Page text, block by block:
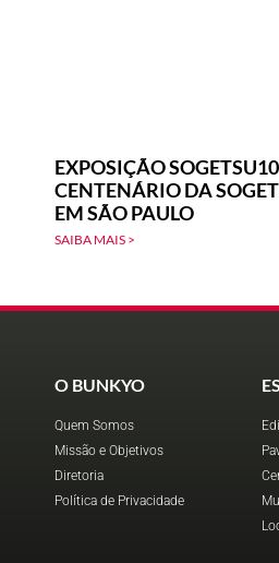
EXPOSIÇÃO
CENTENÁRIO DA
EM SÃO PAULO
SAIBA MAIS >
O BUNKYO
Quem Somos
Missão e Objetivos
Diretoria
Política de Privacidade